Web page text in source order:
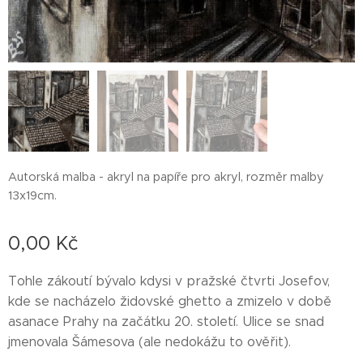
Autorská malba - akryl na papíře pro akryl, rozměr malby
13x19cm.
0,00 Kč
Tohle zákoutí bývalo kdysi v pražské čtvrti Josefov,
kde se nacházelo židovské ghetto a zmizelo v době
asanace Prahy na začátku 20. století. Ulice se snad
jmenovala Šámesova (ale nedokážu to ověřit).